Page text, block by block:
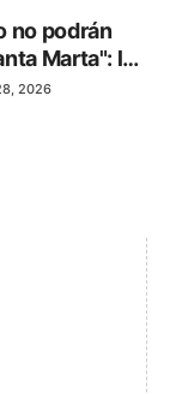
no podrán
Marta": la
dueños de
2026